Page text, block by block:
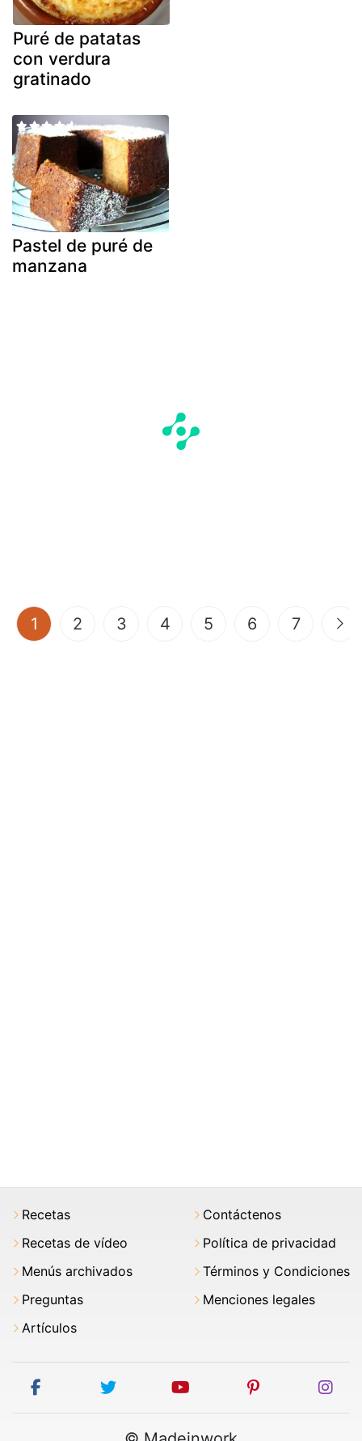
Puré de patatas
con verdura
gratinado
Pastel de puré de
manzana
1 (current)
2 3 4 5 6 7
Recetas
Recetas de vídeo
Menús archivados
Preguntas
Artículos
Contáctenos
Política de privacidad
Términos y Condiciones
Menciones legales
facebook twitter youtube pinterest